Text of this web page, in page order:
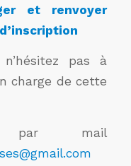
et renvoyer
pas à
charge de cette
par mail